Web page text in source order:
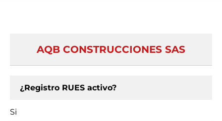
AQB CONSTRUCCIONES SAS
¿Registro RUES activo?
Si